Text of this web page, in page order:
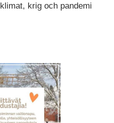
krig och pandemi